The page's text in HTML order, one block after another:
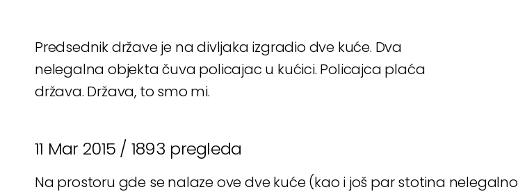
Predsednik države je na divljaka izgradio dve kuće. Dva
nelegalna objekta čuva policajac u kućici. Policajca plaća
država. Država, to smo mi.
11 Mar 2015 / 1893 pregleda
Na prostoru gde se nalaze ove dve kuće (kao i još par stotina nelegalno